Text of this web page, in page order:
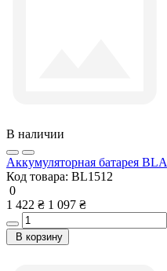
В наличии
Аккумуляторная батарея
Код товара: BL1512
0
1 422 ₴ 1 097 ₴
В корзину